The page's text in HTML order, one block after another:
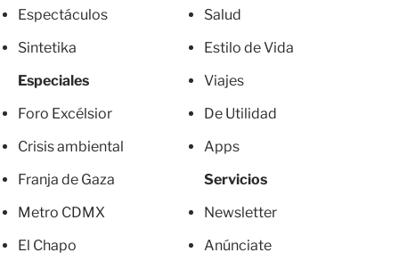
Espectáculos
Sintetika
Especiales
Foro Excélsior
Crisis ambiental
Franja de Gaza
Metro CDMX
El Chapo
Salud
Estilo de Vida
Viajes
De Utilidad
Apps
Servicios
Newsletter
Anúnciate